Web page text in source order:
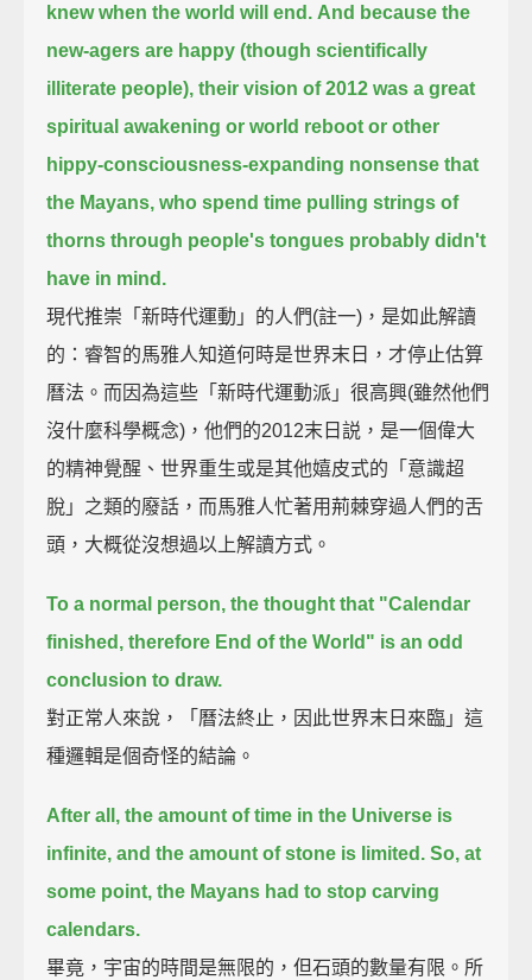
knew when the world will end. And because the
new-agers are happy (though scientifically
illiterate people), their vision of 2012 was a great
spiritual awakening or world reboot or other
hippy-consciousness-expanding nonsense that
the Mayans, who spend time pulling strings of
thorns through people's tongues probably didn't
have in mind.
現代推崇「新時代運動」的人們(註一)，是如此解讀
的：睿智的馬雅人知道何時是世界末日，才停止估算
曆法。而因為這些「新時代運動派」很高興(雖然他們
沒什麼科學概念)，他們的2012末日説，是一個偉大
的精神覺醒、世界重生或是其他嬉皮式的「意識超
脫」之類的廢話，而馬雅人忙著用荊棘穿過人們的舌
頭，大概從沒想過以上解讀方式。
To a normal person, the thought that "Calendar
finished, therefore End of the World" is an odd
conclusion to draw.
對正常人來說，「曆法終止，因此世界末日來臨」這
種邏輯是個奇怪的結論。
After all, the amount of time in the Universe is
infinite, and the amount of stone is limited. So, at
some point, the Mayans had to stop carving
calendars.
畢竟，宇宙的時間是無限的，但石頭的數量有限。所